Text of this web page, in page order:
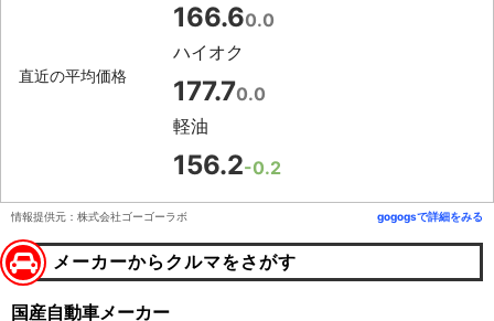
直近の平均価格
166.60.0
ハイオク
177.70.0
軽油
156.2-0.2
情報提供元：株式会社ゴーゴーラボ gogogsで詳細をみる
メーカーからクルマをさがす
国産自動車メーカー